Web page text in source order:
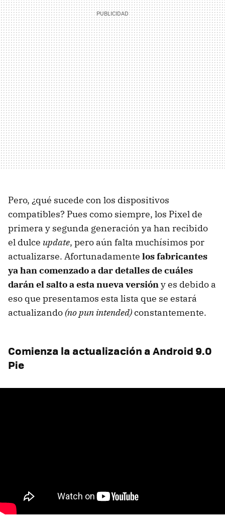
Pero, ¿qué sucede con los dispositivos
compatibles? Pues como siempre, los Pixel de
primera y segunda generación ya han recibido
el dulce update, pero aún falta muchísimos por
actualizarse. Afortunadamente los fabricantes
ya han comenzado a dar detalles de cuáles
darán el salto a esta nueva versióny es debido a
eso que presentamos esta lista que se estará
actualizando (no pun intended)constantemente.
Comienza la actualización a Android 9.0
Pie